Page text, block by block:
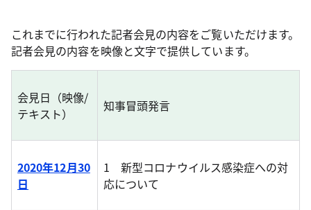
これまでに行われた記者会見の内容をご覧いただけます。
記者会見の内容を映像と文字で提供しています。
会見日（映像/
テキスト）
知事冒頭発言
2020年12月30
日
1 新型コロナウイルス感染症への対
応について